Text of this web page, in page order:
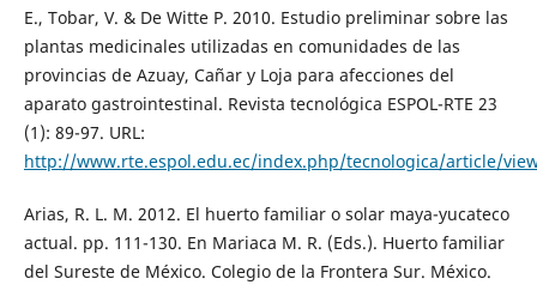
E., Tobar, V. & De Witte P. 2010. Estudio preliminar sobre las
plantas medicinales utilizadas en comunidades de las
provincias de Azuay, Cañar y Loja para afecciones del
aparato gastrointestinal. Revista tecnológica ESPOL-RTE 23
(1): 89-97. URL:
http://www.rte.espol.edu.ec/index.php/tecnologica/article/
Arias, R. L. M. 2012. El huerto familiar o solar maya-yucateco
actual. pp. 111-130. En Mariaca M. R. (Eds.). Huerto familiar
del Sureste de México. Colegio de la Frontera Sur. México.